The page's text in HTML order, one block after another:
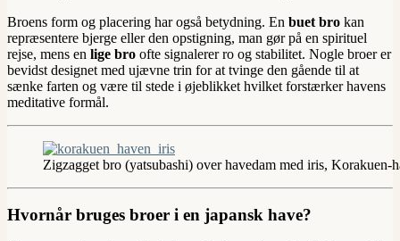
Broens form og placering har også betydning. En buet bro kan
repræsentere bjerge eller den opstigning, man gør på en spirituel
rejse, mens en lige bro ofte signalerer ro og stabilitet. Nogle broer er
bevidst designet med ujævne trin for at tvinge den gående til at
sænke farten og være til stede i øjeblikket hvilket forstærker havens
meditative formål.
Zigzagget bro (yatsubashi) over havedam med iris, Korakuen-
Hvornår bruges broer i en japansk have?